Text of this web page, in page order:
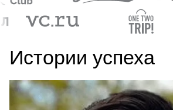
Истории успеха